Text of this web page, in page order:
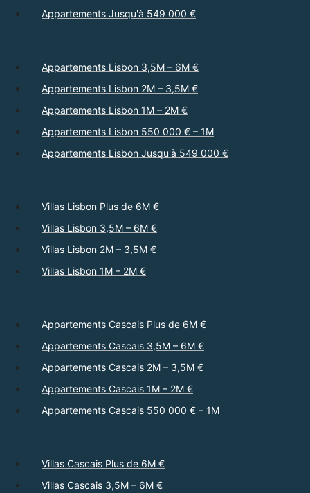
Appartements Jusqu'à 549 000 €
Appartements Lisbon 3,5M – 6M €
Appartements Lisbon 2M – 3,5M €
Appartements Lisbon 1M – 2M €
Appartements Lisbon 550 000 € – 1M
Appartements Lisbon Jusqu'à 549 000 €
Villas Lisbon Plus de 6M €
Villas Lisbon 3,5M – 6M €
Villas Lisbon 2M – 3,5M €
Villas Lisbon 1M – 2M €
Appartements Cascais Plus de 6M €
Appartements Cascais 3,5M – 6M €
Appartements Cascais 2M – 3,5M €
Appartements Cascais 1M – 2M €
Appartements Cascais 550 000 € – 1M
Villas Cascais Plus de 6M €
Villas Cascais 3,5M – 6M €